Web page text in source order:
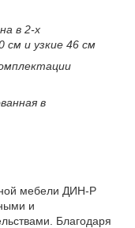
в 2-х
см и узкие 46 см
в
мебели ДИН-Р
и
Благодаря